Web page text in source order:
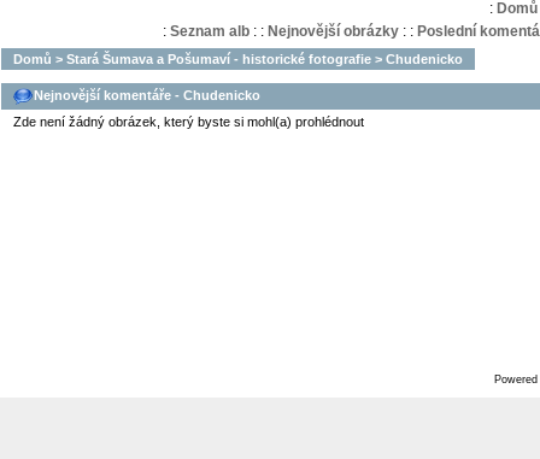
: Domů
: Seznam alb: : Nejnovější obrázky: : Poslední
Domů > Stará Šumava a Pošumaví - historické fotografie > Chudenicko
Nejnovější komentáře - Chudenicko
Zde není žádný obrázek, který byste si mohl(a) prohlédnout